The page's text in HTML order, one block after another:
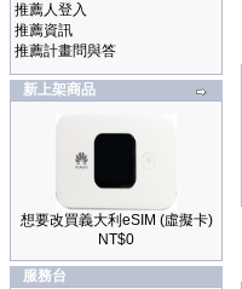
推薦人登入
推薦資訊
推薦計畫問與答
新上架商品
想要改買義大利eSIM (虛擬卡)
NT$0
服務台